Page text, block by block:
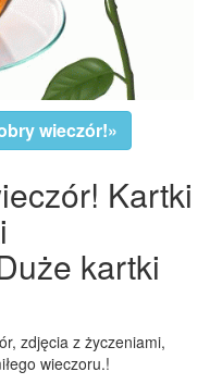
wieczór!»
Kartki
kartki
zdjęcia z życzeniami,
wieczoru.!